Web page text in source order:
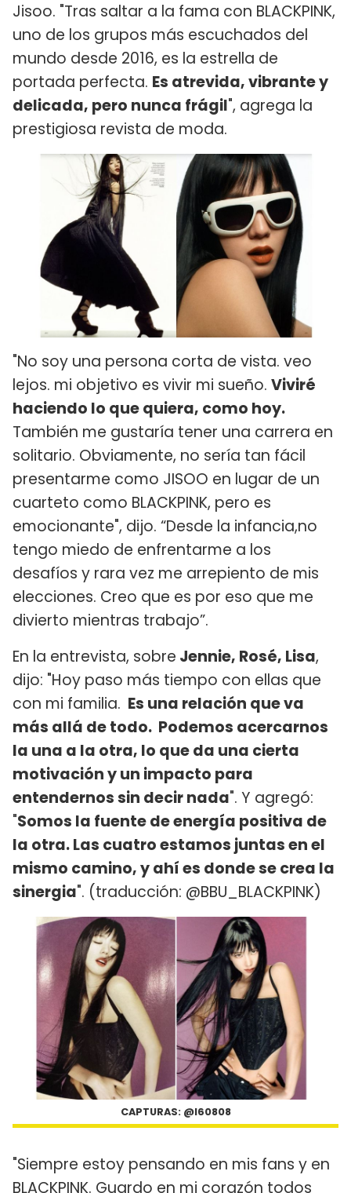
Jisoo. "Tras saltar a la fama con BLACKPINK,
uno de los grupos más escuchados del
mundo desde 2016, es la estrella de
portada perfecta. Es atrevida, vibrante y
delicada, pero nunca frágil", agrega la
prestigiosa revista de moda.
"No soy una persona corta de vista. veo
lejos. mi objetivo es vivir mi sueño. Viviré
haciendo lo que quiera, como hoy.
También me gustaría tener una carrera en
solitario. Obviamente, no sería tan fácil
presentarme como JISOO en lugar de un
cuarteto como BLACKPINK, pero es
emocionante", dijo. “Desde la infancia,no
tengo miedo de enfrentarme a los
desafíos y rara vez me arrepiento de mis
elecciones. Creo que es por eso que me
divierto mientras trabajo”.
En la entrevista, sobre Jennie, Rosé, Lisa,
dijo: "Hoy paso más tiempo con ellas que
con mi familia. Es una relación que va
más allá de todo. Podemos acercarnos
la una a la otra, lo que da una cierta
motivación y un impacto para
entendernos sin decir nada". Y agregó:
"Somos la fuente de energía positiva de
la otra. Las cuatro estamos juntas en el
mismo camino, y ahí es donde se crea la
sinergia". (traducción: @BBU_BLACKPINK)
CAPTURAS: @I60808
"Siempre estoy pensando en mis fans y en
BLACKPINK. Guardo en mi corazón todos